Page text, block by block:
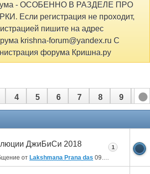
- ОСОБЕННО В РАЗДЕЛЕ ПРО
Если регистрация не проходит,
пишите на адрес
krishna-forum@yandex.ru С
форума Кришна.ру
4 5 6 7 8 9 10
ДжиБиСи 2018
от Lakshmana Prana das 09.04.2018 10:14
1